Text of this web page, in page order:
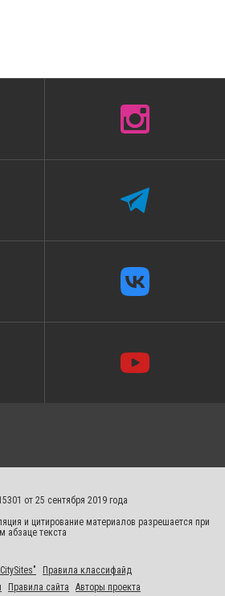
от 25 сентября 2019 года
и цитирование материалов разрешается при
абзаце текста
Правила классифайд
Правила сайта Авторы проекта